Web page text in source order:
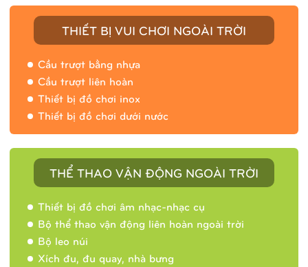
THIẾT BỊ VUI CHƠI NGOÀI TRỜI
Cầu trượt bằng nhựa
Cầu trượt liên hoàn
Thiết bị đồ chơi inox
Thiết bị đồ chơi dưới nước
THỂ THAO VẬN ĐỘNG NGOÀI TRỜI
Thiết bị đồ chơi âm nhạc-nhạc cụ
Bộ thể thao vận động liên hoàn ngoài trời
Bộ leo núi
Xích đu, đu quay, nhà bưng